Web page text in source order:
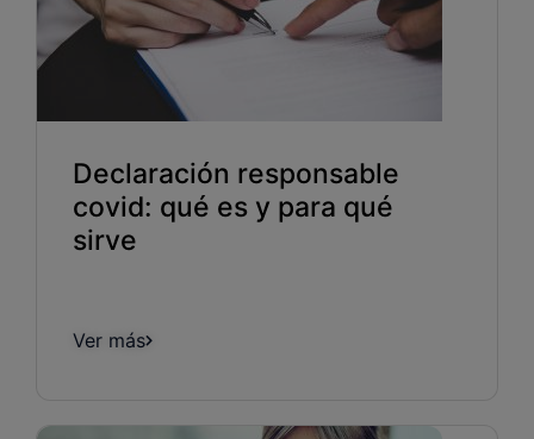
Declaración responsable
covid: qué es y para qué
sirve
Ver más